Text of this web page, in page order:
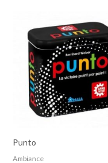
Punto
Ambiance